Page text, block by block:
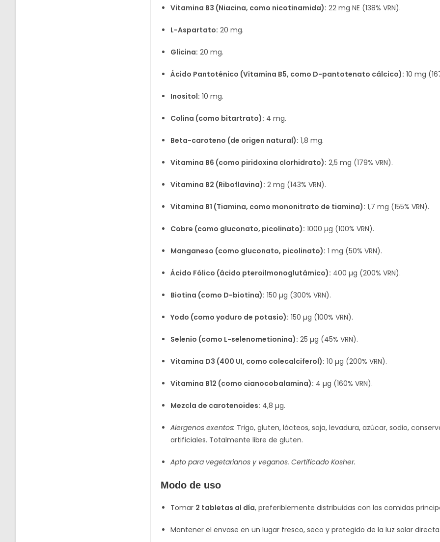
Vitamina B3 (Niacina, como nicotinamida): 22 mg NE (138% VRN).
L-Aspartato: 20 mg.
Glicina: 20 mg.
Ácido Pantoténico (Vitamina B5, como D-pantotenato cálcico): 10 mg
Inositol: 10 mg.
Colina (como bitartrato): 4 mg.
Beta-caroteno (de origen natural): 1,8 mg.
Vitamina B6 (como piridoxina clorhidrato): 2,5 mg (179% VRN).
Vitamina B2 (Riboflavina): 2 mg (143% VRN).
Vitamina B1 (Tiamina, como mononitrato de tiamina): 1,7 mg (155% VRN).
Cobre (como gluconato, picolinato): 1000 µg (100% VRN).
Manganeso (como gluconato, picolinato): 1 mg (50% VRN).
Ácido Fólico (ácido pteroilmonoglutámico): 400 µg (200% VRN).
Biotina (como D-biotina): 150 µg (300% VRN).
Yodo (como yoduro de potasio): 150 µg (100% VRN).
Selenio (como L-selenometionina): 25 µg (45% VRN).
Vitamina D3 (400 UI, como colecalciferol): 10 µg (200% VRN).
Vitamina B12 (como cianocobalamina): 4 µg (160% VRN).
Mezcla de carotenoides: 4,8 µg.
Alergenos exentos: Trigo, gluten, lácteos, soja, levadura, azúcar, sodio,
artificiales. Totalmente libre de gluten.
Apto para vegetarianos y veganos. Certificado Kosher.
Modo de uso
Tomar 2 tabletas al día, preferiblemente distribuidas con las comidas
Mantener el envase en un lugar fresco, seco y protegido de la luz solar directa.